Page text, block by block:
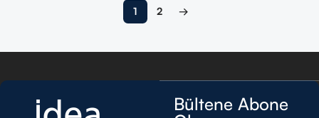
1 2 →
Bültene Abone